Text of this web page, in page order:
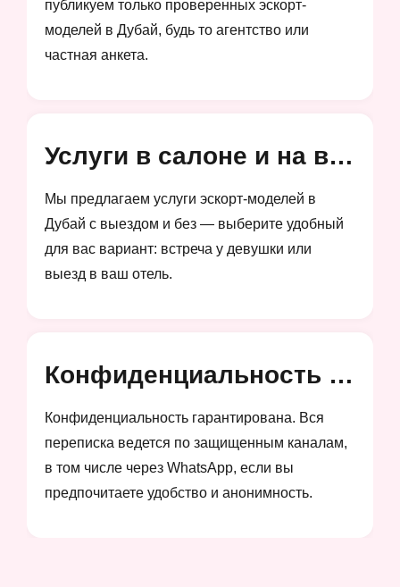
публикуем только проверенных эскорт-
моделей в Дубай, будь то агентство или
частная анкета.
Услуги в салоне и на выезд
Мы предлагаем услуги эскорт-моделей в
Дубай с выездом и без — выберите удобный
для вас вариант: встреча у девушки или
выезд в ваш отель.
Конфиденциальность и анонимность
Конфиденциальность гарантирована. Вся
переписка ведется по защищенным каналам,
в том числе через WhatsApp, если вы
предпочитаете удобство и анонимность.